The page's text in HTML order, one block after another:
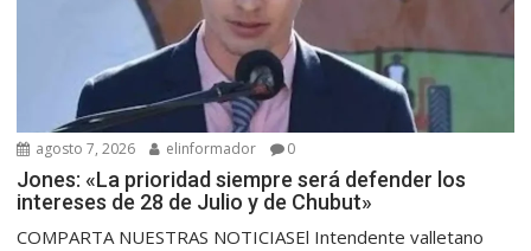
agosto 7, 2026 elinformador 0
Jones: «La prioridad siempre será defender los
intereses de 28 de Julio y de Chubut»
COMPARTA NUESTRAS NOTICIASEl Intendente valletano